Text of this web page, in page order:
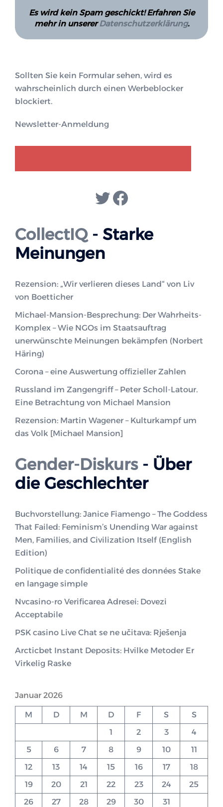
Es wird kein Spam geschickt! Erfahren Sie
mehr in unsererDatenschutzerklärung.
Sollten Sie kein Formular sehen, wird es
wahrscheinlich durch einen Werbeblocker
blockiert.
Newsletter-Anmeldung
Twitter
Facebook
CollectIQ- Starke
Meinungen
Rezension: „Wir verlieren dieses Land“ von Liv
von Boetticher
Michael-Mansion-Besprechung: Der Wahrheits-
Komplex – Wie NGOs im Staatsauftrag
unerwünschte Meinungen bekämpfen (Norbert
Häring)
Corona – eine Auswertung offizieller Zahlen
Russland im Zangengriff – Peter Scholl-Latour.
Eine Betrachtung von Michael Mansion
Rezension: Martin Wagener – Kulturkampf um
das Volk [Michael Mansion]
Gender-Diskurs- Über
die Geschlechter
Buchvorstellung: Janice Fiamengo – The Goddess
That Failed: Feminism’s Unending War against
Men, Families, and Civilization Itself (English
Edition)
Politique de confidentialité des données Stake
en langage simple
Nvcasino-ro Verificarea Adresei: Dovezi
Acceptabile
PSK casino Live Chat se ne učitava: Rješenja
Arcticbet Instant Deposits: Hvilke Metoder Er
Virkelig Raske
Januar 2026
M D M D F S
S
1
2 3
4
5
6 7 8 9 10
11
12
13 14 15 16 17
18
19
20 21 22 23 24
25
26
27 28 29 30 31